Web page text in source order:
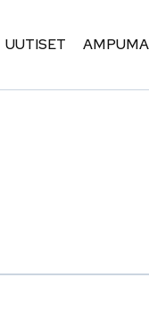
UUTISET